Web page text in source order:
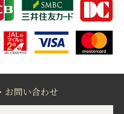
お問い合わせ